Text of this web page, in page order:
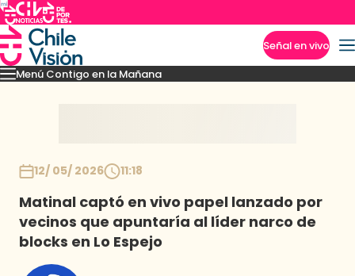
Señal en vivo
Menú Contigo en la Mañana
MomentosReportajesDenunciasPolicialPolíticaEspectáculo
12/ 05/ 2026 11:18
Matinal captó en vivo papel lanzado por
vecinos que apuntaría al líder narco de
blocks en Lo Espejo
Imperdibles